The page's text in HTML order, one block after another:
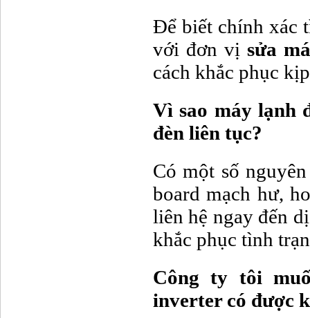
Để biết chính xác
với đơn vịsửa
cách khắc phục
Vì sao máy lạnh
đèn liên tục?
Có một số
board mạch hư,
liên hệ ngay đến
khắc phục tình
Công ty tôi
inverter có được